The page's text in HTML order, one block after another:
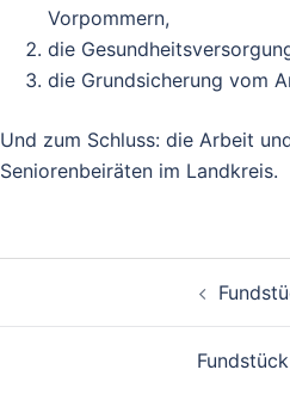
Vorpommern,
die
die Grundsicherung vom
Und zum Schluss: die Arbeit
Seniorenbeiräten im Landkreis.